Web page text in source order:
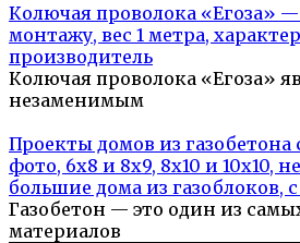
Колючая проволока «Егоза»
монтажу, вес 1 метра,
производитель
Колючая проволока «Егоза»
незаменимым
Проекты домов из
фото, 6х8 и 8х9, 8х10 и 10х10,
большие дома из газоблоков,
Газобетон — это один из
материалов